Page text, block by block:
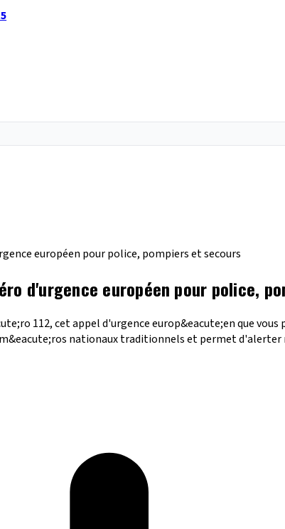
européen pour police, pompiers et secours
d'urgence européen pour police,
112, cet appel d'urgence europ&eacute;en que
nationaux traditionnels et permet d'alerter